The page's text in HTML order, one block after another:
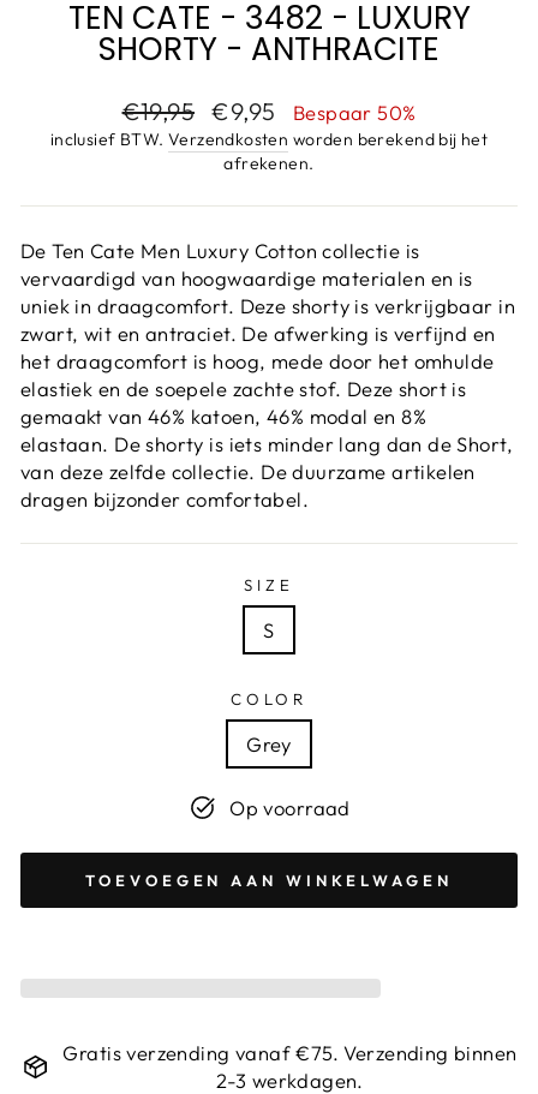
TEN CATE - 3482 - LUXURY
SHORTY - ANTHRACITE
Adviesprijs
€19,95 Aanbiedingsprijs
€9,95 Bespaar 50%
inclusief BTW. Verzendkosten worden berekend bij het
afrekenen.
De Ten Cate Men Luxury Cotton collectie is
vervaardigd van hoogwaardige materialen en is
uniek in draagcomfort. Deze shorty is verkrijgbaar in
zwart, wit en antraciet. De afwerking is verfijnd en
het draagcomfort is hoog, mede door het omhulde
elastiek en de soepele zachte stof. Deze short is
gemaakt van 46% katoen, 46% modal en 8%
elastaan. De shorty is iets minder lang dan de Short,
van deze zelfde collectie. De duurzame artikelen
dragen bijzonder comfortabel.
SIZE
S
COLOR
Grey
Op voorraad
TOEVOEGEN AAN WINKELWAGEN
Gratis verzending vanaf €75. Verzending binnen
2-3 werkdagen.